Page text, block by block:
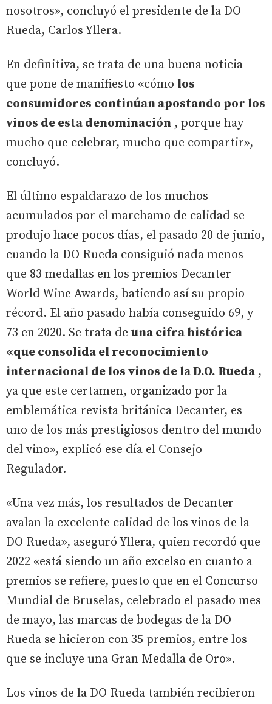
nosotros», concluyó el presidente de la DO
Rueda, Carlos Yllera.
En definitiva, se trata de una buena noticia
que pone de manifiesto «cómo los
consumidores continúan apostando por los
vinos de esta denominación , porque hay
mucho que celebrar, mucho que compartir»,
concluyó.
El último espaldarazo de los muchos
acumulados por el marchamo de calidad se
produjo hace pocos días, el pasado 20 de junio,
cuando la DO Rueda consiguió nada menos
que 83 medallas en los premios Decanter
World Wine Awards, batiendo así su propio
récord. El año pasado había conseguido 69, y
73 en 2020. Se trata de una cifra histórica
«que consolida el reconocimiento
internacional de los vinos de la D.O. Rueda ,
ya que este certamen, organizado por la
emblemática revista británica Decanter, es
uno de los más prestigiosos dentro del mundo
del vino», explicó ese día el Consejo
Regulador.
«Una vez más, los resultados de Decanter
avalan la excelente calidad de los vinos de la
DO Rueda», aseguró Yllera, quien recordó que
2022 «está siendo un año excelso en cuanto a
premios se refiere, puesto que en el Concurso
Mundial de Bruselas, celebrado el pasado mes
de mayo, las marcas de bodegas de la DO
Rueda se hicieron con 35 premios, entre los
que se incluye una Gran Medalla de Oro».
Los vinos de la DO Rueda también recibieron